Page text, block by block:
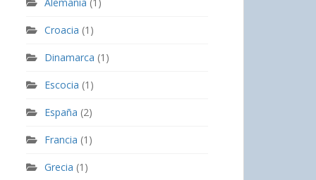
Croacia (1)
Dinamarca (1)
Escocia (1)
España (2)
Francia (1)
Grecia (1)